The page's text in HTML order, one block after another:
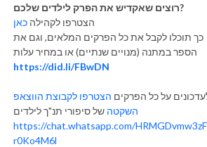
רוצים שאקדיש את הפרק לילדים שלכם?
הצטרפו לקהילה כאן
כך תוכלו לקבל את כל הפרקים המלאים, וגם את
הספר במתנה (מנויים שנתיים) או במחיר עלות
https://did.li/FBwDN
על כל הפרקים הצטרפו לקבוצת הווצאפ
השקטה של סיפורי תנ"ך לילדים
https://chat.whatsapp.com/
r0Ko4M6l